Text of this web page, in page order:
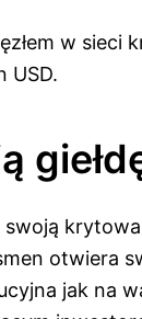
w sieci
USD.
otwiera
jak na